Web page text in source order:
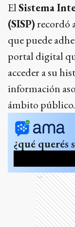
ElSistema
(SISP)recordó
que puede
portal digital
acceder a su
información
ámbito público.
¿qué querés
Ads